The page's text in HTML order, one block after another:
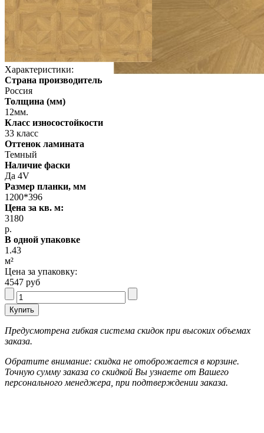
Характеристики:
Страна производитель
Россия
Толщина (мм)
12мм.
Класс износостойкости
33 класс
Оттенок ламината
Темный
Наличие фаски
Да 4V
Размер планки, мм
1200*396
Цена за кв. м:
3180
р.
В одной упаковке
1.43
м²
Цена за упаковку:
4547 руб
Предусмотрена гибкая система скидок при высоких объемах
заказа.
Обратите внимание: скидка не отоброжается в корзине.
Точную сумму заказа со скидкой Вы узнаете от Вашего
персонального менеджера, при подтверждении заказа.